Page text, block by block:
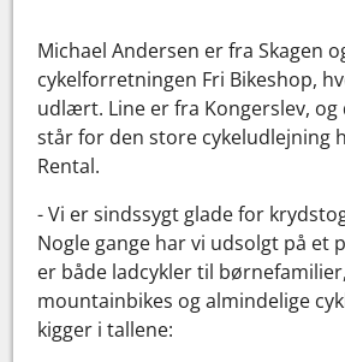
Michael Andersen er fra Skagen
cykelforretningen Fri Bikeshop,
udlært. Line er fra Kongerslev,
står for den store cykeludlejning
Rental.
- Vi er sindssygt glade for
Nogle gange har vi udsolgt på et
er både ladcykler til
mountainbikes og almindelige
kigger i tallene: